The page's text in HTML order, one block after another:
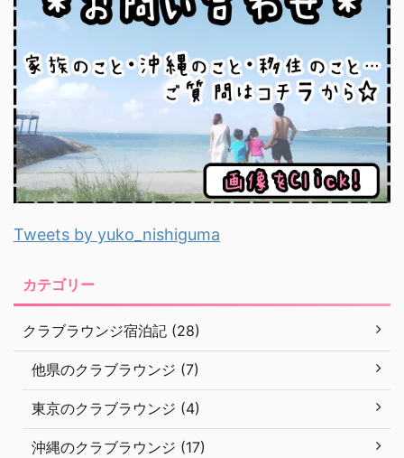
Tweets by yuko_nishiguma
カテゴリー
クラブラウンジ宿泊記 (28)
他県のクラブラウンジ (7)
東京のクラブラウンジ (4)
沖縄のクラブラウンジ (17)